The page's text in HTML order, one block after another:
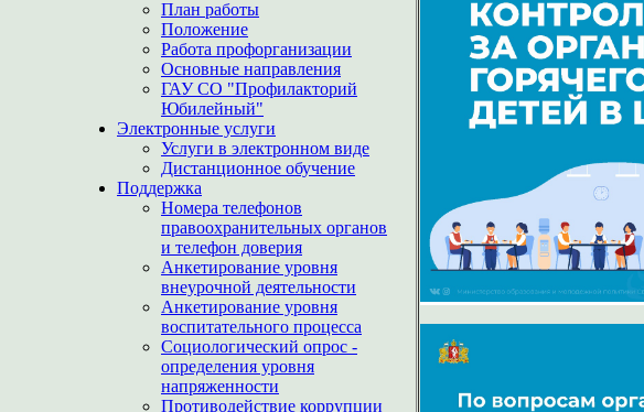
План работы
Положение
Работа профорганизации
Основные направления
ГАУ СО "Профилакторий
Юбилейный"
Электронные услуги
Услуги в электронном виде
Дистанционное обучение
Поддержка
Номера телефонов
правоохранительных органов
и телефон доверия
Анкетирование уровня
внеурочной деятельности
Анкетирование уровня
воспитательного процесса
Социологический опрос -
определения уровня
напряженности
Противодействие коррупции